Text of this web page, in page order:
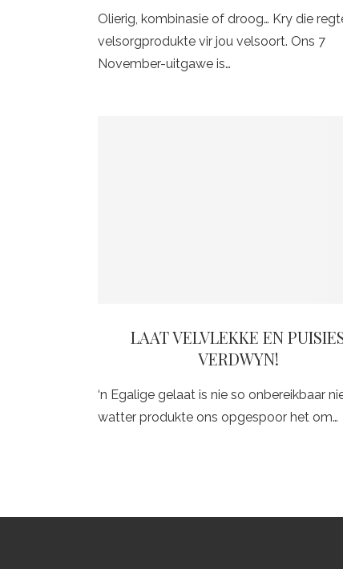
Olierig, kombinasie of droog… Kry die
velsorgprodukte vir jou velsoort. Ons 7
November-uitgawe is…
LAAT VELVLEKKE EN
VERDWYN!
‘n Egalige gelaat is nie so onbereikbaar
watter produkte ons opgespoor het om…